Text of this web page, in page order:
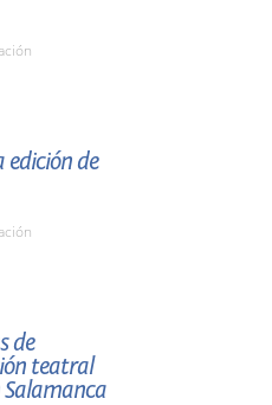
edición de
de
teatral
Salamanca